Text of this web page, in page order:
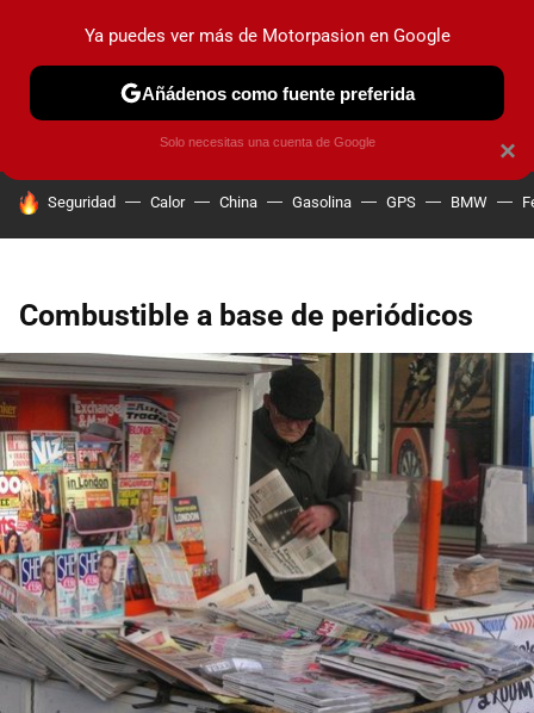
PRUEBAS COCHES ELÉCTRICOS OBSERVATORIO
HOY SE HABLA DE
Seguridad Calor China Gasolina GPS BMW
Combustible a base de periódicos
×
Ya puedes ver más de Motorpasion en Google
Añádenos como fuente preferida
Solo necesitas una cuenta de Google